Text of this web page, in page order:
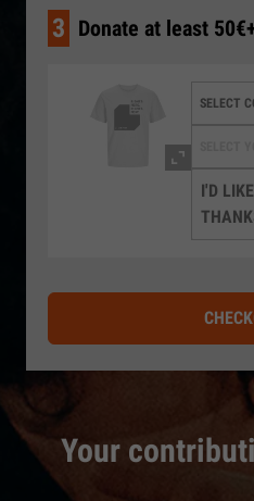
Your
3 Donate at least
I'D